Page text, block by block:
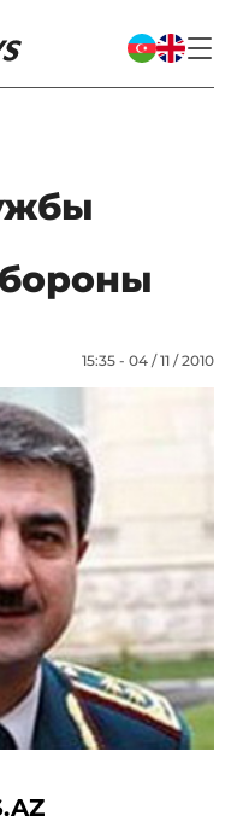
15:35 - 04 / 11 / 2010